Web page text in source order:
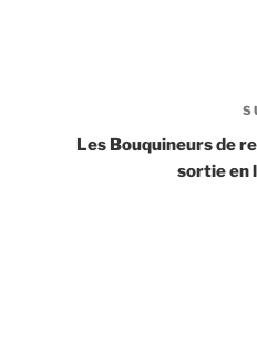
Les Bouquineurs de
sortie en